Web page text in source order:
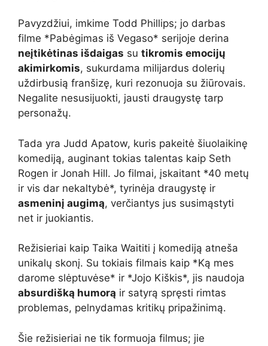
Pavyzdžiui, imkime Todd Phillips; jo darbas
filme *Pabėgimas iš Vegaso* serijoje derina
neįtikėtinas išdaigas su tikromis emocijų
akimirkomis, sukurdama milijardus dolerių
uždirbusią franšizę, kuri rezonuoja su žiūrovais.
Negalite nesusijuokti, jausti draugystę tarp
personažų.
Tada yra Judd Apatow, kuris pakeitė šiuolaikinę
komediją, auginant tokias talentas kaip Seth
Rogen ir Jonah Hill. Jo filmai, įskaitant *40 metų
ir vis dar nekaltybė*, tyrinėja draugystę ir
asmeninį augimą, verčiantys jus susimąstyti
net ir juokiantis.
Režisieriai kaip Taika Waititi į komediją atneša
unikalų skonį. Su tokiais filmais kaip *Ką mes
darome slėptuvėse* ir *Jojo Kiškis*, jis naudoja
absurdišką humorą ir satyrą spręsti rimtas
problemas, pelnydamas kritikų pripažinimą.
Šie režisieriai ne tik formuoja filmus; jie